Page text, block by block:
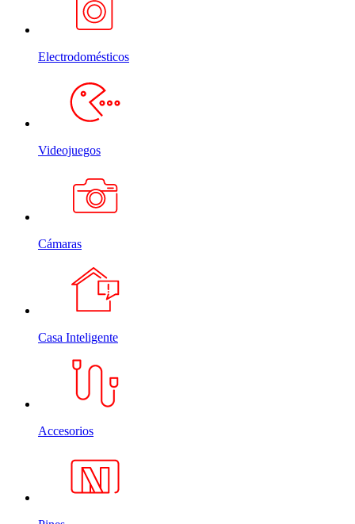
Electrodomésticos
Videojuegos
Cámaras
Casa Inteligente
Accesorios